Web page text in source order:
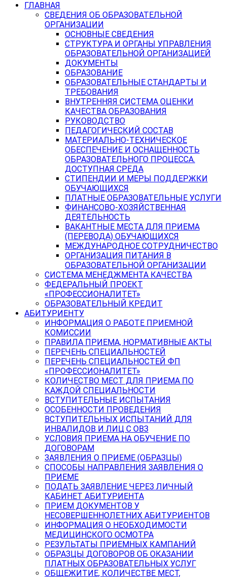
ГЛАВНАЯ
СВЕДЕНИЯ ОБ ОБРАЗОВАТЕЛЬНОЙ
ОРГАНИЗАЦИИ
ОСНОВНЫЕ СВЕДЕНИЯ
СТРУКТУРА И ОРГАНЫ УПРАВЛЕНИЯ
ОБРАЗОВАТЕЛЬНОЙ ОРГАНИЗАЦИЕЙ
ДОКУМЕНТЫ
ОБРАЗОВАНИЕ
ОБРАЗОВАТЕЛЬНЫЕ СТАНДАРТЫ И
ТРЕБОВАНИЯ
ВНУТРЕННЯЯ СИСТЕМА ОЦЕНКИ
КАЧЕСТВА ОБРАЗОВАНИЯ
РУКОВОДСТВО
ПЕДАГОГИЧЕСКИЙ СОСТАВ
МАТЕРИАЛЬНО-ТЕХНИЧЕСКОЕ
ОБЕСПЕЧЕНИЕ И ОСНАЩЕННОСТЬ
ОБРАЗОВАТЕЛЬНОГО ПРОЦЕССА.
ДОСТУПНАЯ СРЕДА
СТИПЕНДИИ И МЕРЫ ПОДДЕРЖКИ
ОБУЧАЮЩИХСЯ
ПЛАТНЫЕ ОБРАЗОВАТЕЛЬНЫЕ УСЛУГИ
ФИНАНСОВО-ХОЗЯЙСТВЕННАЯ
ДЕЯТЕЛЬНОСТЬ
ВАКАНТНЫЕ МЕСТА ДЛЯ ПРИЕМА
(ПЕРЕВОДА) ОБУЧАЮЩИХСЯ
МЕЖДУНАРОДНОЕ СОТРУДНИЧЕСТВО
ОРГАНИЗАЦИЯ ПИТАНИЯ В
ОБРАЗОВАТЕЛЬНОЙ ОРГАНИЗАЦИИ
СИСТЕМА МЕНЕДЖМЕНТА КАЧЕСТВА
ФЕДЕРАЛЬНЫЙ ПРОЕКТ
«ПРОФЕССИОНАЛИТЕТ»
ОБРАЗОВАТЕЛЬНЫЙ КРЕДИТ
АБИТУРИЕНТУ
ИНФОРМАЦИЯ О РАБОТЕ ПРИЕМНОЙ
КОМИССИИ
ПРАВИЛА ПРИЕМА, НОРМАТИВНЫЕ АКТЫ
ПЕРЕЧЕНЬ СПЕЦИАЛЬНОСТЕЙ
ПЕРЕЧЕНЬ СПЕЦИАЛЬНОСТЕЙ ФП
«ПРОФЕССИОНАЛИТЕТ»
КОЛИЧЕСТВО МЕСТ ДЛЯ ПРИЕМА ПО
КАЖДОЙ СПЕЦИАЛЬНОСТИ
ВСТУПИТЕЛЬНЫЕ ИСПЫТАНИЯ
ОСОБЕННОСТИ ПРОВЕДЕНИЯ
ВСТУПИТЕЛЬНЫХ ИСПЫТАНИЙ ДЛЯ
ИНВАЛИДОВ И ЛИЦ С ОВЗ
УСЛОВИЯ ПРИЕМА НА ОБУЧЕНИЕ ПО
ДОГОВОРАМ
ЗАЯВЛЕНИЯ О ПРИЕМЕ (ОБРАЗЦЫ)
СПОСОБЫ НАПРАВЛЕНИЯ ЗАЯВЛЕНИЯ О
ПРИЕМЕ
ПОДАТЬ ЗАЯВЛЕНИЕ ЧЕРЕЗ ЛИЧНЫЙ
КАБИНЕТ АБИТУРИЕНТА
ПРИЕМ ДОКУМЕНТОВ У
НЕСОВЕРШЕННОЛЕТНИХ АБИТУРИЕНТОВ
ИНФОРМАЦИЯ О НЕОБХОДИМОСТИ
МЕДИЦИНСКОГО ОСМОТРА
РЕЗУЛЬТАТЫ ПРИЕМНЫХ КАМПАНИЙ
ОБРАЗЦЫ ДОГОВОРОВ ОБ ОКАЗАНИИ
ПЛАТНЫХ ОБРАЗОВАТЕЛЬНЫХ УСЛУГ
ОБЩЕЖИТИЕ, КОЛИЧЕСТВЕ МЕСТ,